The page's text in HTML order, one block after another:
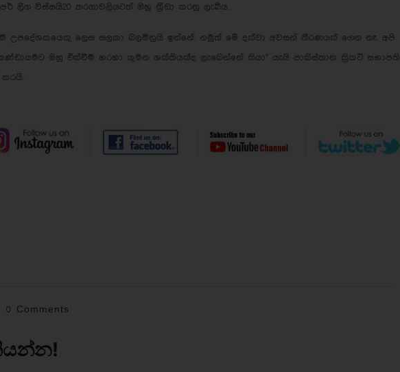
ලීග විස්සයි20 තරගාවලියටත් ඔහු ක්‍රීඩා කරනු ලැබීය.
උපදේශකයෙකු ලෙස සලකා බලමිනුයි ඉන්නේ. නමුත් මේ දක්වා අවසන් තීරණයක් ගෙන නෑ. අපි
ඔහු එක්වීම හරහා කුමන ශක්තියක්ද ලැබෙන්නේ කියා" යැයි පාකිස්තාන ක්‍රිකට් සභාපති
0 Comments